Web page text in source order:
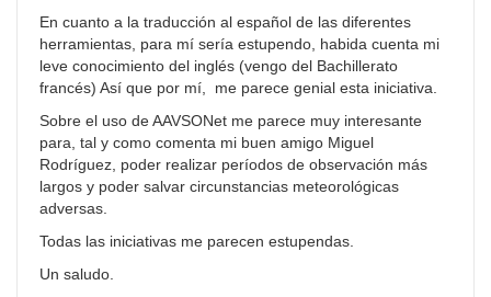
En cuanto a la traducción al español de las diferentes
herramientas, para mí sería estupendo, habida cuenta mi
leve conocimiento del inglés (vengo del Bachillerato
francés) Así que por mí, me parece genial esta iniciativa.
Sobre el uso de AAVSONet me parece muy interesante
para, tal y como comenta mi buen amigo Miguel
Rodríguez, poder realizar períodos de observación más
largos y poder salvar circunstancias meteorológicas
adversas.
Todas las iniciativas me parecen estupendas.
Un saludo.